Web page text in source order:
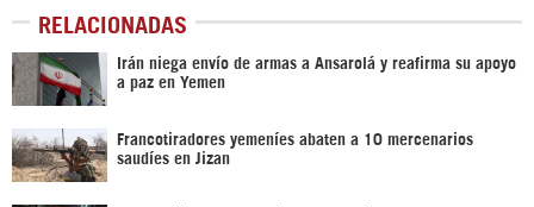
RELACIONADAS
Irán niega envío de armas a Ansarolá y reafirma su apoyo
a paz en Yemen
Francotiradores yemeníes abaten a 10 mercenarios
saudíes en Jizan